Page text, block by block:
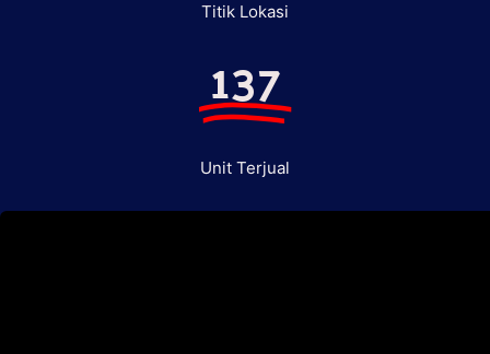
Titik Lokasi
137
Unit Terjual